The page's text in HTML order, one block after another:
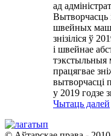
ад
Вытворчасць
швейных
знізіліся ў
і швейнае
працягвае
у 2019 годзе
Чытаць далей